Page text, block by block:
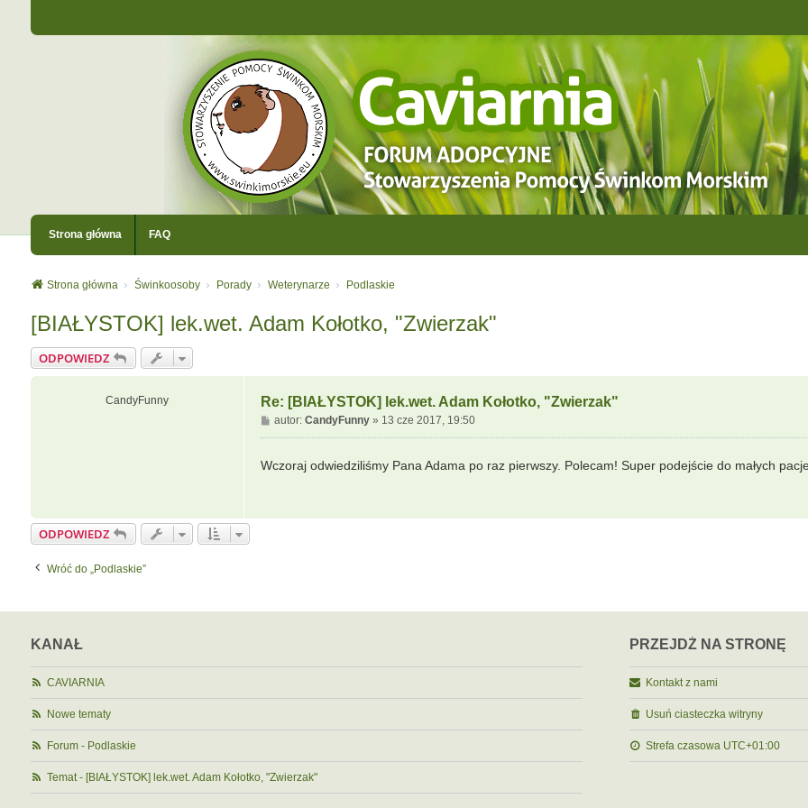
Strona główna FAQ
Strona główna Świnkoosoby Porady Weterynarze Podlaskie
[BIAŁYSTOK] lek.wet. Adam Kołotko, "Zwierzak"
ODPOWIEDZ
CandyFunny Re: [BIAŁYSTOK] lek.wet. Adam Kołotko, "Zwierzak"
P
o
t
autor:CandyFunny » 13 cze 2017, 19:50
Wczoraj odwiedziliśmy Pana Adama po raz pierwszy. Polecam! Super podejście do małych
ODPOWIEDZ
Wróć do „Podlaskie”
KANAŁ
CAVIARNIA
Nowe tematy
Forum - Podlaskie
Temat - [BIAŁYSTOK] lek.wet. Adam Kołotko, "Zwierzak"
PRZEJDŹ NA STRONĘ
Kontakt z nami
Usuń ciasteczka witryny
Strefa czasowa UTC+01:00